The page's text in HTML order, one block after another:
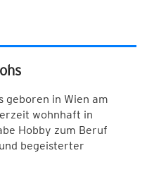
geboren in Wien am
wohnhaft in
Hobby zum Beruf
begeisterter